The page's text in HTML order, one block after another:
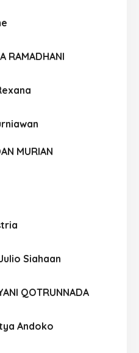
RAMADHANI
MURIAN
Siahaan
QOTRUNNADA
Andoko